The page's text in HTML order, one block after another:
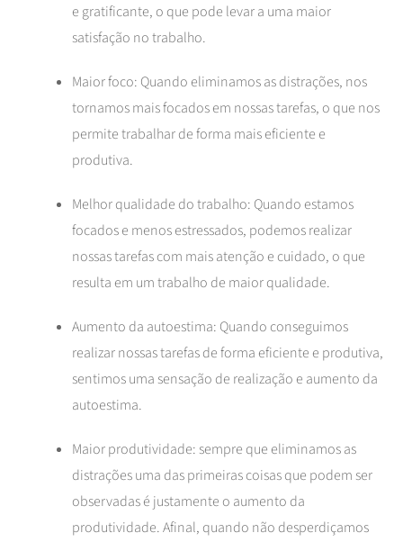
e gratificante, o que pode levar a uma maior
satisfação no trabalho.
Maior foco: Quando eliminamos as distrações, nos
tornamos mais focados em nossas tarefas, o que nos
permite trabalhar de forma mais eficiente e
produtiva.
Melhor qualidade do trabalho: Quando estamos
focados e menos estressados, podemos realizar
nossas tarefas com mais atenção e cuidado, o que
resulta em um trabalho de maior qualidade.
Aumento da autoestima: Quando conseguimos
realizar nossas tarefas de forma eficiente e produtiva,
sentimos uma sensação de realização e aumento da
autoestima.
Maior produtividade: sempre que eliminamos as
distrações uma das primeiras coisas que podem ser
observadas é justamente o aumento da
produtividade. Afinal, quando não desperdiçamos